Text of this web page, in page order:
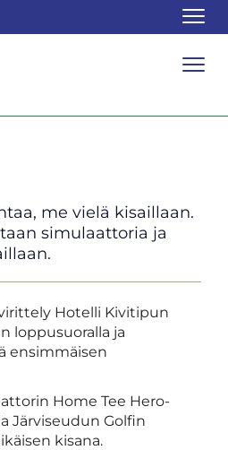
me vielä kisaillaan.
simulaattoria ja
Hotelli Kivitipun
loppusuoralla ja
ensimmäisen
Home Tee Hero-
Järviseudun Golfin
kisana.